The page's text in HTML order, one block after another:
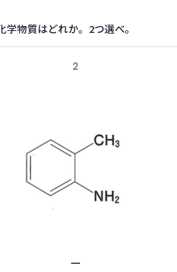
物質はどれか。2つ選べ。
2
—